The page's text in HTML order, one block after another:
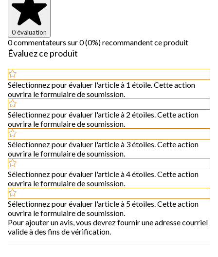
0 évaluation
0 commentateurs sur 0 (0%) recommandent ce produit
Évaluez ce produit
Sélectionnez pour évaluer l'article à 1 étoile. Cette action
ouvrira le formulaire de soumission.
Sélectionnez pour évaluer l'article à 2 étoiles. Cette action
ouvrira le formulaire de soumission.
Sélectionnez pour évaluer l'article à 3 étoiles. Cette action
ouvrira le formulaire de soumission.
Sélectionnez pour évaluer l'article à 4 étoiles. Cette action
ouvrira le formulaire de soumission.
Sélectionnez pour évaluer l'article à 5 étoiles. Cette action
ouvrira le formulaire de soumission.
Pour ajouter un avis, vous devrez fournir une adresse courriel
valide à des fins de vérification.